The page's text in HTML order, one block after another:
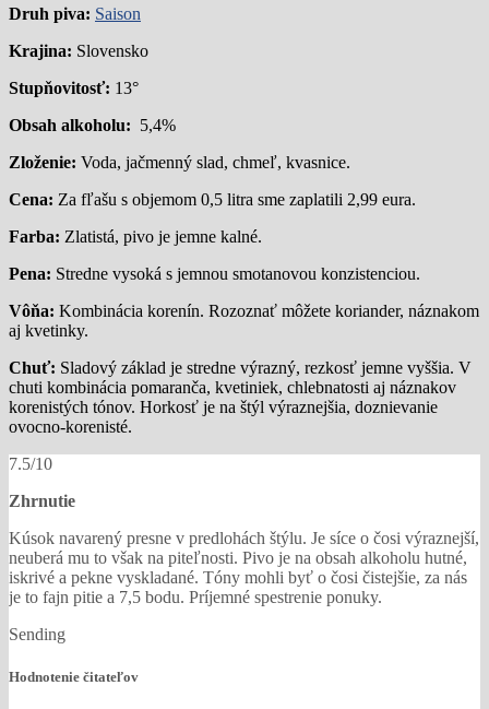
Druh piva: Saison
Krajina: Slovensko
Stupňovitosť: 13°
Obsah alkoholu: 5,4%
Zloženie: Voda, jačmenný slad, chmeľ, kvasnice.
Cena: Za fľašu s objemom 0,5 litra sme zaplatili 2,99 eura.
Farba: Zlatistá, pivo je jemne kalné.
Pena: Stredne vysoká s jemnou smotanovou konzistenciou.
Vôňa: Kombinácia korenín. Rozoznať môžete koriander, náznakom
aj kvetinky.
Chuť: Sladový základ je stredne výrazný, rezkosť jemne vyššia. V
chuti kombinácia pomaranča, kvetiniek, chlebnatosti aj náznakov
korenistých tónov. Horkosť je na štýl výraznejšia, doznievanie
ovocno-korenisté.
7.5/10
Zhrnutie
Kúsok navarený presne v predlohách štýlu. Je síce o čosi výraznejší,
neuberá mu to však na piteľnosti. Pivo je na obsah alkoholu hutné,
iskrivé a pekne vyskladané. Tóny mohli byť o čosi čistejšie, za nás
je to fajn pitie a 7,5 bodu. Príjemné spestrenie ponuky.
Sending
Hodnotenie čitateľov